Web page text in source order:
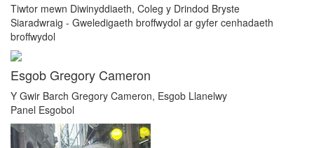
Tiwtor mewn Diwinyddiaeth, Coleg y Drindod Bryste
Siaradwraig - Gweledigaeth broffwydol ar gyfer cenhadaeth
broffwydol
Esgob Gregory Cameron
Y Gwir Barch Gregory Cameron, Esgob Llanelwy
Panel Esgobol